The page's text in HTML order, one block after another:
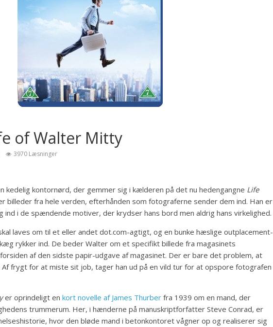
of Walter Mitty
3970 Læsninger
kedelig kontornørd, der gemmer sig i kælderen på det nu hedengangne Life
billeder fra hele verden, efterhånden som fotograferne sender dem ind. Han er
ind i de spændende motiver, der krydser hans bord men aldrig hans virkelighed.
laves om til et eller andet dot.com-agtigt, og en bunke hæslige outplacement-
rykker ind. De beder Walter om et specifikt billede fra magasinets
af den sidste papir-udgave af magasinet. Der er bare det problem, at
Af frygt for at miste sit job, tager han ud på en vild tur for at opspore fotografen
er oprindeligt en kort novelle af James Thurber fra 1939 om en mand, der
trummerum. Her, i hænderne på manuskriptforfatter Steve Conrad, er
hvor den bløde mand i betonkontoret vågner op og realiserer sig